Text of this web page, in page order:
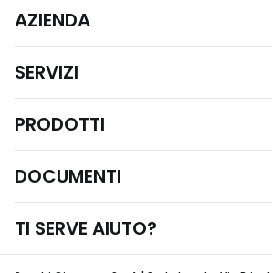
AZIENDA
SERVIZI
PRODOTTI
DOCUMENTI
TI SERVE AIUTO?